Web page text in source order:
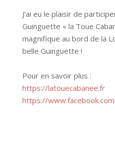
J’ai eu le plaisir de
Guinguette « la Toue
magnifique au bord de la
belle Guinguette !
Pour en savoir plus :
https://latouecabanee.fr
https://